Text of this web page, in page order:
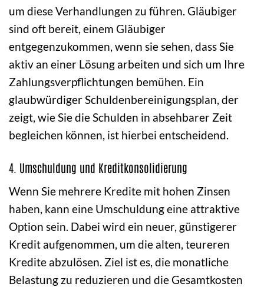
um diese Verhandlungen zu führen. Gläubiger
sind oft bereit, einem Gläubiger
entgegenzukommen, wenn sie sehen, dass Sie
aktiv an einer Lösung arbeiten und sich um Ihre
Zahlungsverpflichtungen bemühen. Ein
glaubwürdiger Schuldenbereinigungsplan, der
zeigt, wie Sie die Schulden in absehbarer Zeit
begleichen können, ist hierbei entscheidend.
4. Umschuldung und Kreditkonsolidierung
Wenn Sie mehrere Kredite mit hohen Zinsen
haben, kann eine Umschuldung eine attraktive
Option sein. Dabei wird ein neuer, günstigerer
Kredit aufgenommen, um die alten, teureren
Kredite abzulösen. Ziel ist es, die monatliche
Belastung zu reduzieren und die Gesamtkosten